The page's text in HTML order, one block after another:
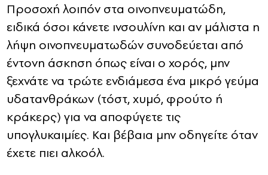
Προσοχή λοιπόν στα οινοπνευματώδη,
ειδικά όσοι κάνετε ινσουλίνη και αν μάλιστα η
λήψη οινοπνευματωδών συνοδεύεται από
έντονη άσκηση όπως είναι ο χορός, μην
ξεχνάτε να τρώτε ενδιάμεσα ένα μικρό γεύμα
υδατανθράκων (τόστ, χυμό, φρούτο ή
κράκερς) για να αποφύγετε τις
υπογλυκαιμίες. Και βέβαια μην οδηγείτε όταν
έχετε πιει αλκοόλ.